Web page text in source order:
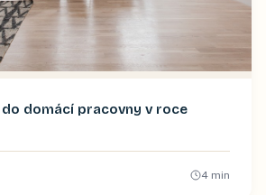
domácí pracovny v roce
4 min